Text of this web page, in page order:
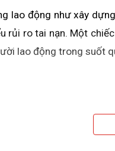
lao động như xây
rủi ro tai nạn. Một
lao động trong suốt